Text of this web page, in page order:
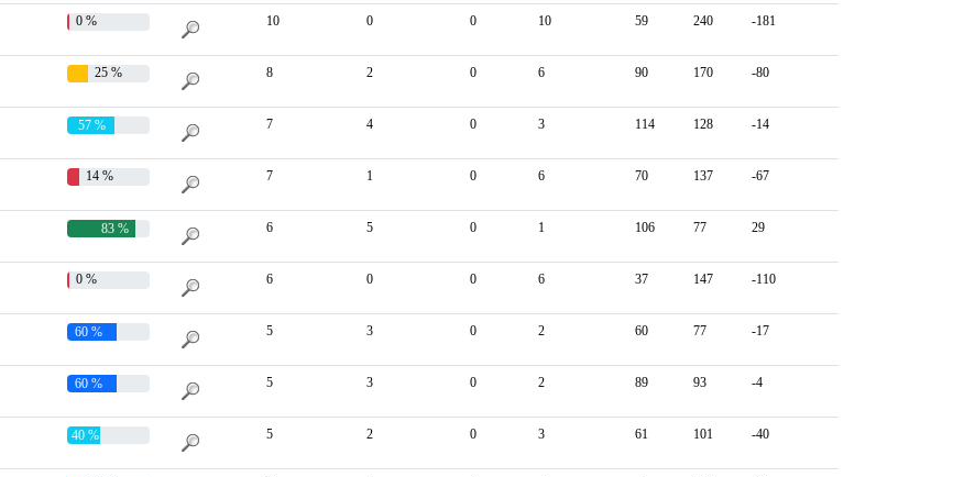
0 % 10 0 0 10 59 240 -181
25 % 8 2 0 6 90 170 -80
57 % 7 4 0 3 114 128 -14
14 % 7 1 0 6 70 137 -67
83 % 6 5 0 1 106 77 29
0 % 6 0 0 6 37 147 -110
60 % 5 3 0 2 60 77 -17
60 % 5 3 0 2 89 93 -4
40 % 5 2 0 3 61 101 -40